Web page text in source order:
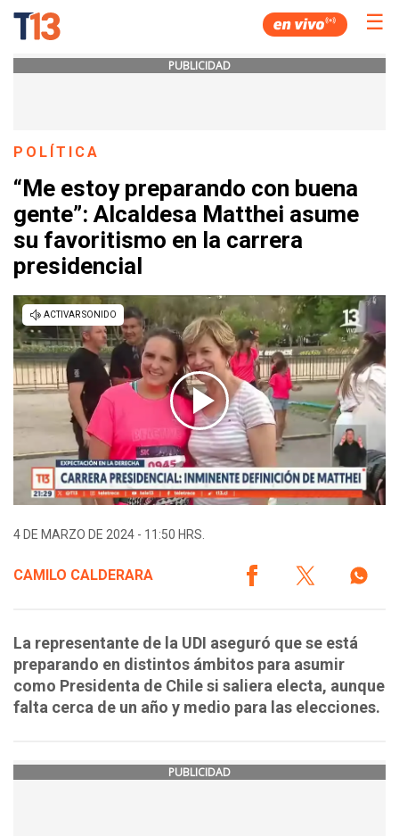
☰
PUBLICIDAD
POLÍTICA
“Me estoy preparando con buena
gente”: Alcaldesa Matthei asume
su favoritismo en la carrera
presidencial
4 DE MARZO DE 2024 - 11:50 HRS.
CAMILO CALDERARA
La representante de la UDI aseguró que se está
preparando en distintos ámbitos para asumir
como Presidenta de Chile si saliera electa, aunque
falta cerca de un año y medio para las elecciones.
PUBLICIDAD